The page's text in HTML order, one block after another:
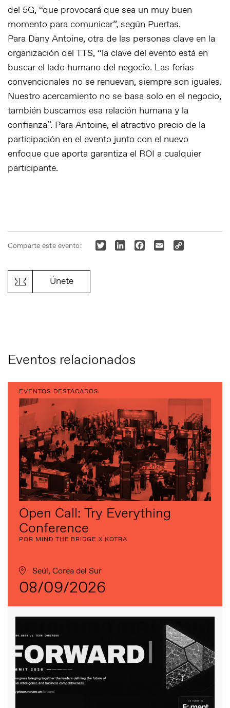
del 5G, “que provocará que sea un muy buen
momento para comunicar”, según Puertas.
Para Dany Antoine, otra de las personas clave en la
organización del TTS, “la clave del evento está en
buscar el lado humano del negocio. Las ferias
convencionales no se renuevan, siempre son iguales.
Nuestro acercamiento no se basa solo en el negocio,
también buscamos esa relación humana y la
confianza”. Para Antoine, el atractivo precio de la
participación en el evento junto con el nuevo
enfoque que aporta garantiza el ROI a cualquier
participante.
Comparte este evento: Twitter LinkedInFacebook
Email
Únete
Eventos relacionados
EVENTOS DESTACADOS
Open Call: Try Everything
Conference
POR MIND THE BRIDGE X KOTRA
Seúl, Corea del Sur
08/09/2026